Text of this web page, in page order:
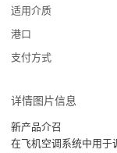
适用介质
港口
支付方式
详情图片信息
新产品介召
在飞机空调系统中用于